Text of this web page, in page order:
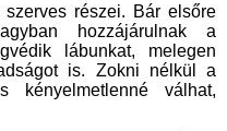
részei. Bár elsőre
hozzájárulnak a
lábunkat, melegen
is. Zokni nélkül a
kényelmetlenné válhat,